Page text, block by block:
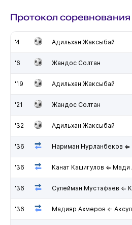
Протокол соревнования
'4 Адильхан Жаксыбай
'6 Жандос Солтан
'19 Адильхан Жаксыбай
'21 Жандос Солтан
'32 Адильхан Жаксыбай
'36 Нариман Нурланбеков
'36 Канат Кашигулов ⇐ Мади
'36 Сулейман Мустафаев ⇐
'36 Мадияр Ахмеров ⇐